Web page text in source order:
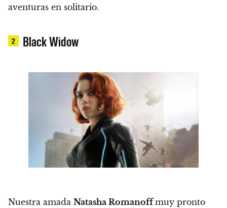
aventuras en solitario.
2 Black Widow
Nuestra amada Natasha Romanoffmuy pronto